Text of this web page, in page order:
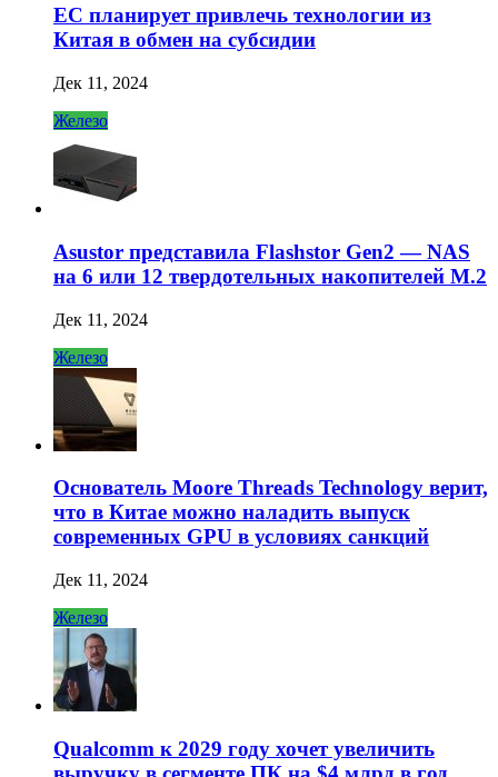
ЕС планирует привлечь технологии из
Китая в обмен на субсидии
Дек 11, 2024
Железо
Asustor представила Flashstor Gen2 — NAS
на 6 или 12 твердотельных накопителей M.2
Дек 11, 2024
Железо
Основатель Moore Threads Technology верит,
что в Китае можно наладить выпуск
современных GPU в условиях санкций
Дек 11, 2024
Железо
Qualcomm к 2029 году хочет увеличить